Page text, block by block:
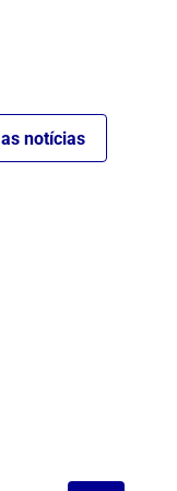
notícias